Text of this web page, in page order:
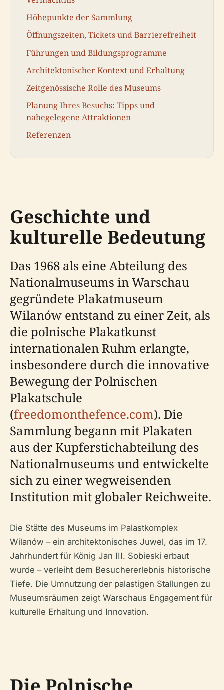
Höhepunkte der Sammlung
Öffnungszeiten, Tickets und Barrierefreiheit
Führungen und Bildungsprogramme
Architektonischer Kontext und Erhaltung
Zeitgenössische Rolle des Museums
Planung Ihres Besuchs: Tipps und
nahegelegene Attraktionen
Referenzen
Geschichte und
kulturelle Bedeutung
Das 1968 als eine Abteilung des
Nationalmuseums in Warschau
gegründete Plakatmuseum
Wilanów entstand zu einer Zeit, als
die polnische Plakatkunst
internationalen Ruhm erlangte,
insbesondere durch die innovative
Bewegung der Polnischen
Plakatschule
(freedomonthefence.com). Die
Sammlung begann mit Plakaten
aus der Kupferstichabteilung des
Nationalmuseums und entwickelte
sich zu einer wegweisenden
Institution mit globaler Reichweite.
Die Stätte des Museums im Palastkomplex
Wilanów – ein architektonisches Juwel, das im 17.
Jahrhundert für König Jan III. Sobieski erbaut
wurde – verleiht dem Besuchererlebnis historische
Tiefe. Die Umnutzung der palastigen Stallungen zu
Museumsräumen zeigt Warschaus Engagement für
kulturelle Erhaltung und Innovation.